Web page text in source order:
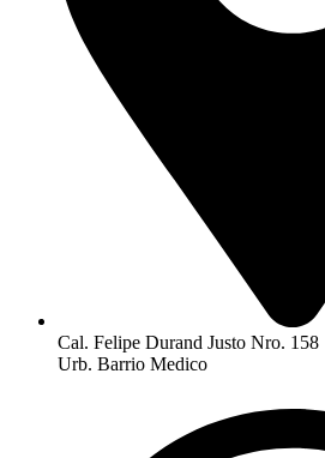
Cal. Felipe Durand Justo Nro. 158
Urb. Barrio Medico